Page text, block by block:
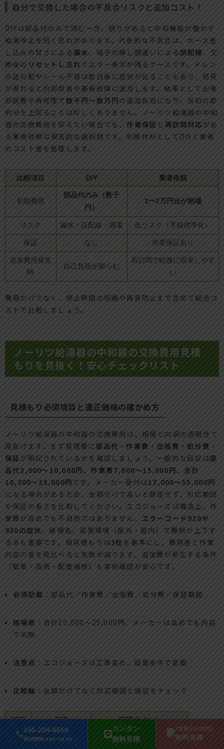
046-204-6659
受付時間 9:00~18:00
カンタン
無料見積
1営業日以内対応
無料見積
自分で交換した場合の不具合リスクと追加コスト！
DIYは部品代のみで済む一方、誤りがあると中和機能が働かず
給湯停止を招く恐れがあります。代表的な不具合は、ホース差
し込みの甘さによる漏水、端子の挿し間違いによる誤配線 、交
換後の リセットし忘れでエラー表示が残るケースです。ドレン
の逆勾配やシール不良は数日後に症状が出ることもあり、発見
が遅れると内部腐食や基板故障に波及します。結果として出張
診断費や再修理で 数千円〜数万円の追加負担になり、当初の節
約分を上回ることは珍しくありません。ノーリツ給湯器の中和
器の交換費用を抑えたい場合でも、作業保証 と 再訪問対応 があ
る業者依頼は現実的な選択肢です。判断材料としてDIYと業者
のコスト差を整理します。
比較項目 DIY 業者依頼
初期費用
部品代のみ（数千
円）
1〜2万円台が相場
リスク 漏水・誤配線・感電 低リスク（手順標準化）
保証 なし 作業保証あり
追加費用発生
時
自己負担が膨らむ
再訪問で軽微に収束しやす
い
費用だけでなく、停止時間の短縮や再発防止まで含めて総合コ
ストで比較しましょう。
ノーリツ給湯器の中和器の交換費用見積
もりを見抜く！安心チェックリスト
見積もり必須項目と適正価格の確かめ方
ノーリツ給湯器の中和器の交換費用は、相場と内訳の透明性で
見抜けます。まず見積書に 部品代・作業費・出張費・処分費・
保証が明記されているかを確認しましょう。一般的な目安は部
品代3,000〜10,000円、作業費7,000〜15,000円、合計
10,000〜25,000円です。メーカー受付は17,000〜55,000円
になる場合があるため、金額だけで高いと断定せず、対応範囲
や保証の長さを比較してください。エコジョーズは構造上、作
業費が高めでも不自然ではありません。 エラーコード920や
930の症状、機種名、設置環境（屋外・屋内）で費用が上下す
る点も重要です。相見積もりは3社を基準にし、費用差と作業
内容の差を見比べると失敗が減ります。追加費が発生する条件
（駐車・高所・配管補修）も事前確認が安心です。
必須記載 ：部品代／作業費／出張費／処分費／保証期間
相場感 ：合計10,000〜25,000円、メーカーは高めでも内容
で判断
注意点 ：エコジョーズは工賃高め、設置条件で変動
比較軸 ：金額だけでなく対応範囲と保証をチェック
項目 目安 確認ポイント
部品代 3,000〜10,000円 純正部品の型番記載があるか